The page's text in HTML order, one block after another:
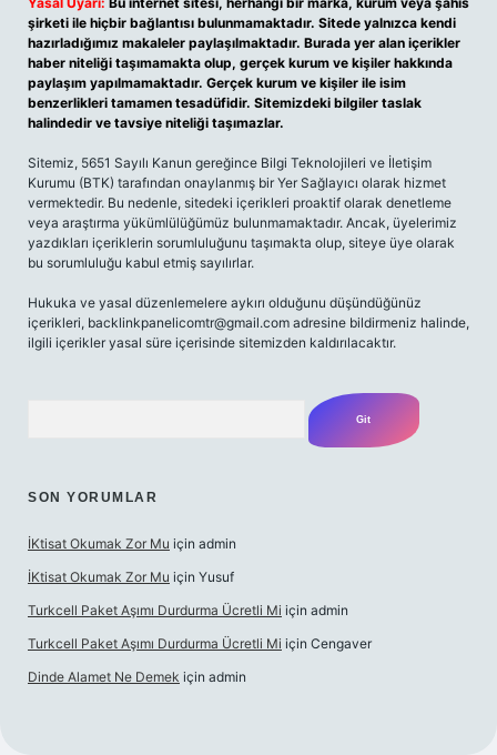
şirketi ile hiçbir bağlantısı bulunmamaktadır. Sitede yalnızca kendi
hazırladığımız makaleler paylaşılmaktadır. Burada yer alan içerikler
haber niteliği taşımamakta olup, gerçek kurum ve kişiler hakkında
paylaşım yapılmamaktadır. Gerçek kurum ve kişiler ile isim
benzerlikleri tamamen tesadüfidir. Sitemizdeki bilgiler taslak
halindedir ve tavsiye niteliği taşımazlar.
Sitemiz, 5651 Sayılı Kanun gereğince Bilgi Teknolojileri ve İletişim
Kurumu (BTK) tarafından onaylanmış bir Yer Sağlayıcı olarak hizmet
vermektedir. Bu nedenle, sitedeki içerikleri proaktif olarak denetleme
veya araştırma yükümlülüğümüz bulunmamaktadır. Ancak, üyelerimiz
yazdıkları içeriklerin sorumluluğunu taşımakta olup, siteye üye olarak
bu sorumluluğu kabul etmiş sayılırlar.
Hukuka ve yasal düzenlemelere aykırı olduğunu düşündüğünüz
içerikleri, backlinkpanelicomtr@gmail.com adresine bildirmeniz halinde,
ilgili içerikler yasal süre içerisinde sitemizden kaldırılacaktır.
SON YORUMLAR
İKtisat Okumak Zor Mu için admin
İKtisat Okumak Zor Mu için Yusuf
Turkcell Paket Aşımı Durdurma Ücretli Mi için admin
Turkcell Paket Aşımı Durdurma Ücretli Mi için Cengaver
Dinde Alamet Ne Demek için admin